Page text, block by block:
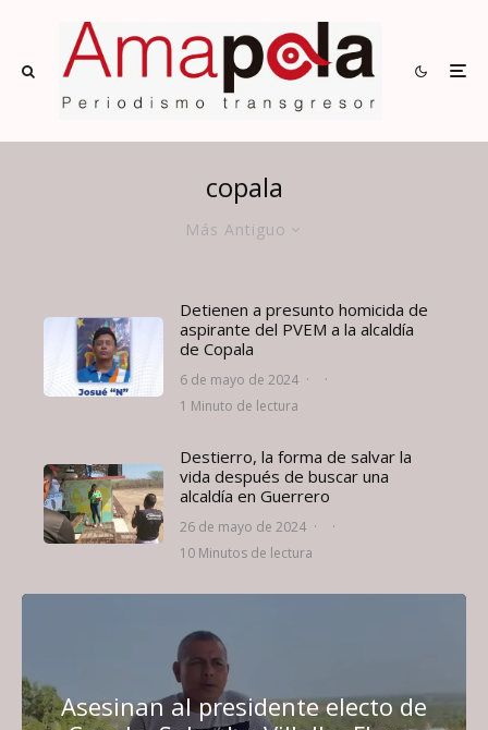
copala
Más Antiguo
Detienen a presunto homicida de
aspirante del PVEM a la alcaldía
de Copala
6 de mayo de 2024 ·
·
1 Minuto de lectura
Destierro, la forma de salvar la
vida después de buscar una
alcaldía en Guerrero
26 de mayo de 2024 ·
·
10 Minutos de lectura
Asesinan al presidente electo de